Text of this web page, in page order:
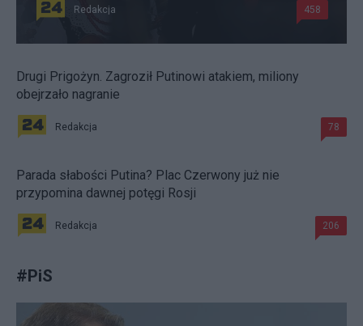
Redakcja 458
Drugi Prigożyn. Zagroził Putinowi atakiem, miliony
obejrzało nagranie
Redakcja 78
Parada słabości Putina? Plac Czerwony już nie
przypomina dawnej potęgi Rosji
Redakcja 206
#PiS